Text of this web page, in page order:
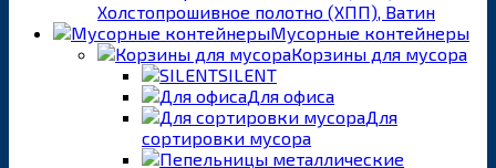
Холстопрошивное полотно (ХПП), Ватин
Мусорные контейнеры
Корзины для мусора
SILENT
Для офиса
Для
сортировки мусора